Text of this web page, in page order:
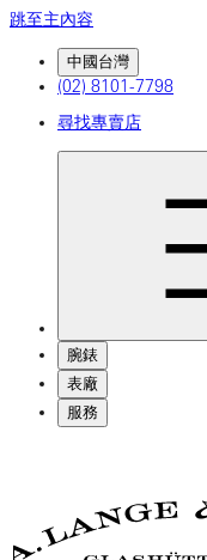
跳至主內容
中國台灣
(02) 8101-7798
尋找專賣店
腕錶
表廠
服務